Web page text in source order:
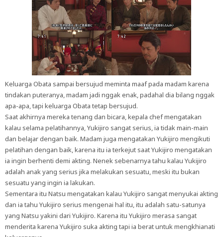
Keluarga Obata sampai bersujud meminta maaf pada madam karena
tindakan puteranya, madam jadi nggak enak, padahal dia bilang nggak
apa-apa, tapi keluarga Obata tetap bersujud.
Saat akhirnya mereka tenang dan bicara, kepala chef mengatakan
kalau selama pelatihannya, Yukijiro sangat serius, ia tidak main-main
dan belajar dengan baik. Madam juga mengatakan Yukijiro mengikuti
pelatihan dengan baik, karena itu ia terkejut saat Yukijiro mengatakan
ia ingin berhenti demi akting. Nenek sebenarnya tahu kalau Yukijiro
adalah anak yang serius jika melakukan sesuatu, meski itu bukan
sesuatu yang ingin ia lakukan.
Sementara itu Natsu mengatakan kalau Yukijiro sangat menyukai akting
dan ia tahu Yukijiro serius mengenai hal itu, itu adalah satu-satunya
yang Natsu yakini dari Yukijiro. Karena itu Yukijiro merasa sangat
menderita karena Yukijiro suka akting tapi ia berat untuk mengkhianati